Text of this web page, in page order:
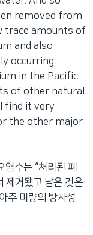
removed from
trace amounts of
and also
occurring
in the Pacific
of other natural
find it very
the other major
수는 “처리된 폐
제거됐고 남은 것은
주 미량의 방사성